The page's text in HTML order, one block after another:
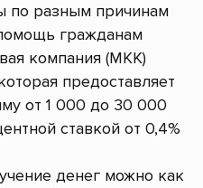
по разным причинам
гражданам
компания (МКК)
предоставляет
от 1 000 до 30 000
ставкой от 0,4%
денег можно как